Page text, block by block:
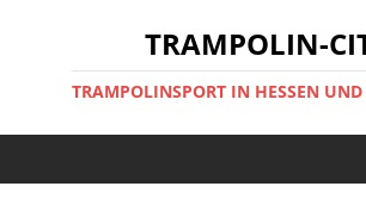
TRAMPOLIN-
TRAMPOLINSPORT IN HESSEN